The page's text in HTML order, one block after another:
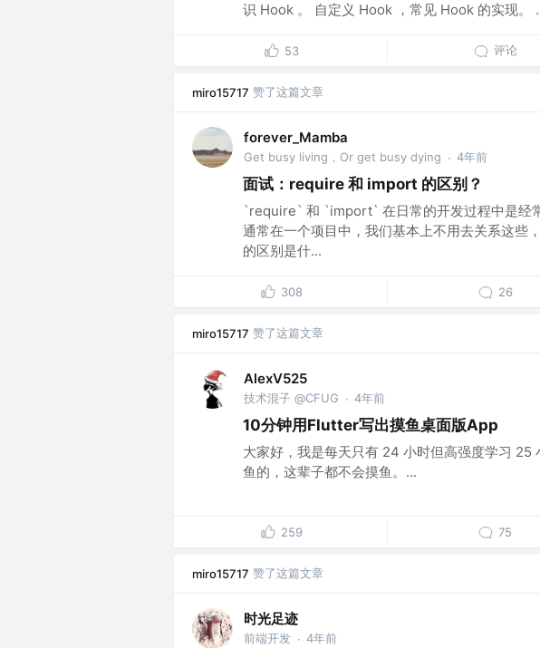
识 Hook 。 自定义 Hook ，常见 Hook 的实现。
53 评论
miro15717 赞了这篇文章
forever_Mamba
Get busy living，Or get busy dying · 4年前
面试：require 和 import 的区别？
`require` 和 `import` 在日常的开发过程中是经
通常在一个项目中，我们基本上不用去关系这些
的区别是什...
308 26
miro15717 赞了这篇文章
AlexV525
技术混子 @CFUG · 4年前
10分钟用Flutter写出摸鱼桌面版App
大家好，我是每天只有 24 小时但高强度学习 25
鱼的，这辈子都不会摸鱼。...
259 75
miro15717 赞了这篇文章
时光足迹
前端开发 · 4年前